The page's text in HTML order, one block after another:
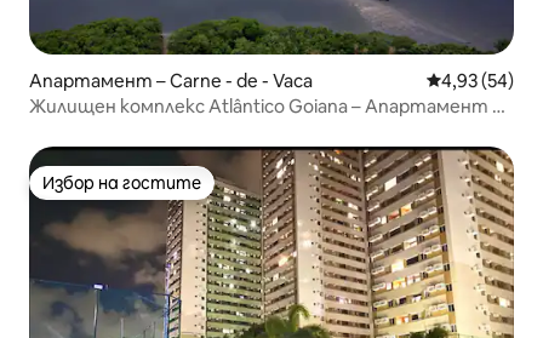
Апартамент – Carne - de - Vaca Средна
4,93 (54)
Жилищен комплекс Atlântico Goiana – Апартамент 02
Избор на гостите
Избор на гостите